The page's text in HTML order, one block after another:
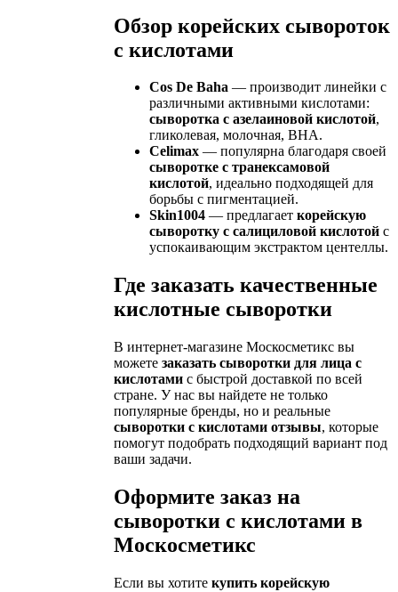
Обзор корейских сывороток
с кислотами
Cos De Baha — производит линейки с
различными активными кислотами:
сыворотка с азелаиновой кислотой,
гликолевая, молочная, BHA.
Celimax — популярна благодаря своей
сыворотке с транексамовой
кислотой, идеально подходящей для
борьбы с пигментацией.
Skin1004 — предлагает корейскую
сыворотку с салициловой кислотой с
успокаивающим экстрактом центеллы.
Где заказать качественные
кислотные сыворотки
В интернет-магазине Москосметикс вы
можете заказать сыворотки для лица с
кислотами с быстрой доставкой по всей
стране. У нас вы найдете не только
популярные бренды, но и реальные
сыворотки с кислотами отзывы, которые
помогут подобрать подходящий вариант под
ваши задачи.
Оформите заказ на
сыворотки с кислотами в
Москосметикс
Если вы хотите купить корейскую